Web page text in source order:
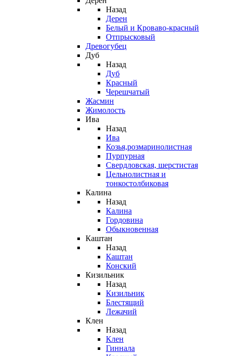
Назад
Дерен
Белый и Кроваво-красный
Отпрысковый
Древогубец
Дуб
Назад
Дуб
Красный
Черешчатый
Жасмин
Жимолость
Ива
Назад
Ива
Козья,розмаринолистная
Пурпурная
Свердловская, шерстистая
Цельнолистная и
тонкостолбиковая
Калина
Назад
Калина
Гордовина
Обыкновенная
Каштан
Назад
Каштан
Конский
Кизильник
Назад
Кизильник
Блестящий
Лежачий
Клен
Назад
Клен
Гиннала